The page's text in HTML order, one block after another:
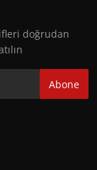
doğrudan
Abone